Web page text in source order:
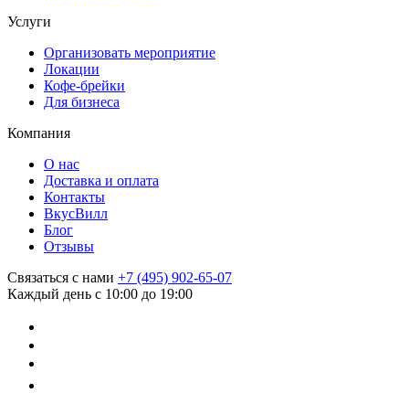
Услуги
Организовать мероприятие
Локации
Кофе-брейки
Для бизнеса
Компания
О нас
Доставка и оплата
Контакты
ВкусВилл
Блог
Отзывы
Связаться с нами +7 (495) 902-65-07
Каждый день с 10:00 до 19:00